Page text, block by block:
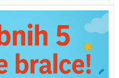
izjemni ceni. Naslovi v
prezvijačila hrib, Luliman,
Metka, Mali Planet.
paketa! Knjiga je lepo darilo.